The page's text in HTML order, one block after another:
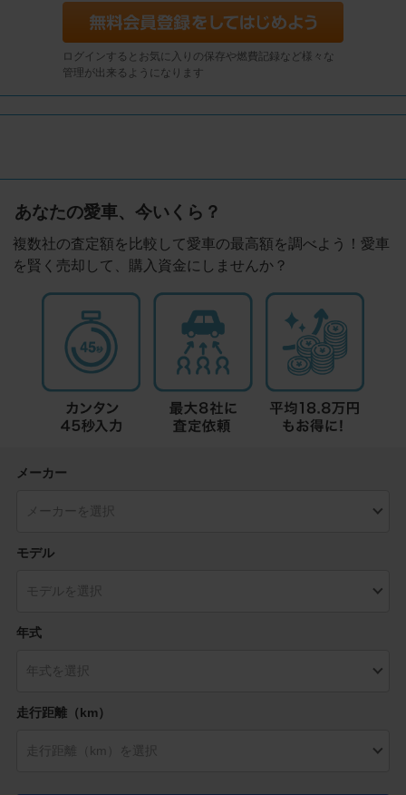
ログインするとお気に入りの保存や燃費記録など様々な
管理が出来るようになります
あなたの愛車、今いくら？
複数社の査定額を比較して愛車の最高額を調べよう！愛車
を賢く売却して、購入資金にしませんか？
メーカー
モデル
年式
走行距離（km）